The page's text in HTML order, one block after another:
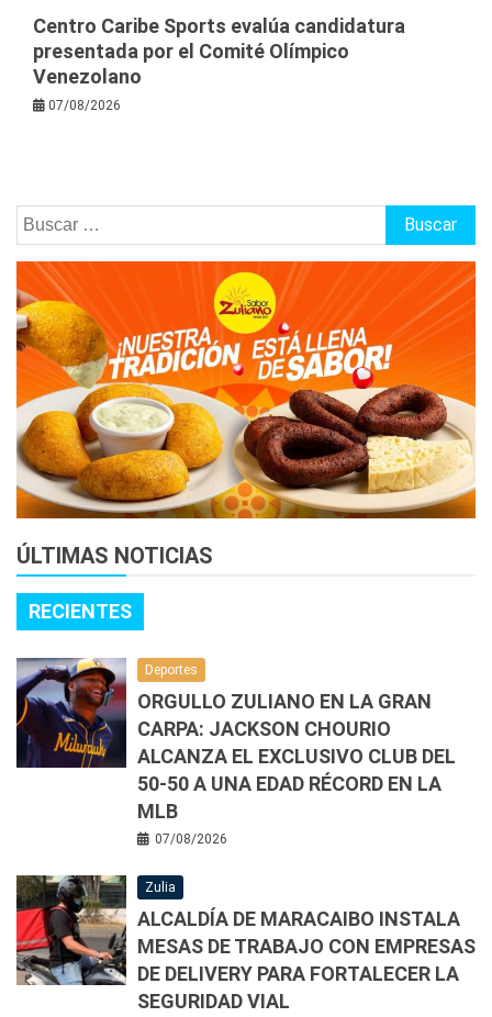
Centro Caribe Sports evalúa candidatura
presentada por el Comité Olímpico
Venezolano
07/08/2026
Buscar:
ÚLTIMAS NOTICIAS
RECIENTES
Deportes
ORGULLO ZULIANO EN LA GRAN
CARPA: JACKSON CHOURIO
ALCANZA EL EXCLUSIVO CLUB DEL
50-50 A UNA EDAD RÉCORD EN LA
MLB
07/08/2026
Zulia
ALCALDÍA DE MARACAIBO INSTALA
MESAS DE TRABAJO CON EMPRESAS
DE DELIVERY PARA FORTALECER LA
SEGURIDAD VIAL